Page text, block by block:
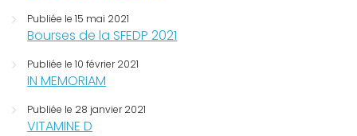
Publiée le 15 mai 2021
Bourses de la SFEDP 2021
Publiée le 10 février 2021
IN MEMORIAM
Publiée le 28 janvier 2021
VITAMINE D